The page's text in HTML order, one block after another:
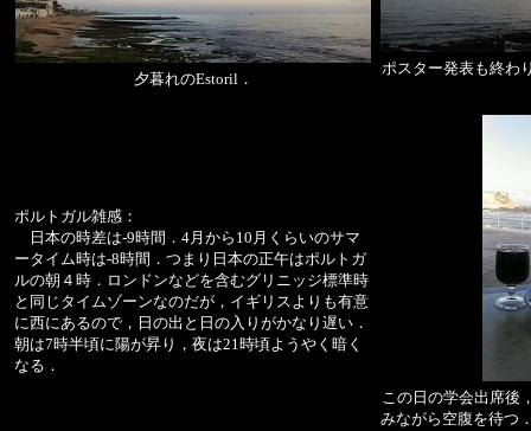
夕暮れのEstoril．
ポスター発表も終わ
ポルトガル雑感：
日本の時差は-9時間．4月から10月くらいのサマ
ータイム時は-8時間．つまり日本の正午はポルトガ
ルの朝４時．ロンドンなどを含むグリニッジ標準時
と同じタイムゾーンなのだが，イギリスよりも有意
に西にあるので，日の出と日の入りがかなり遅い．
朝は7時半頃に陽が昇り，夜は21時頃ようやく暗く
なる．
この日の学会出席後
みながら空腹を待つ